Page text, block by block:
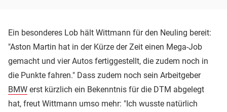
Ein besonderes Lob hält Wittmann für den Neuling bereit:
"Aston Martin hat in der Kürze der Zeit einen Mega-Job
gemacht und vier Autos fertiggestellt, die zudem noch in
die Punkte fahren." Dass zudem noch sein Arbeitgeber
BMW erst kürzlich ein Bekenntnis für die DTM abgelegt
hat, freut Wittmann umso mehr: "Ich wusste natürlich